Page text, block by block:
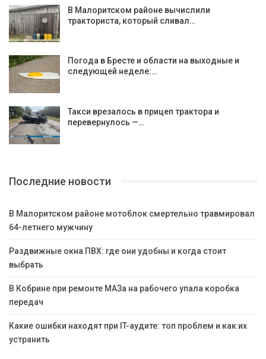
В Малоритском районе вычислили
тракториста, который сливал…
Погода в Бресте и области на выходные и
следующей неделе:…
Такси врезалось в прицеп трактора и
перевернулось —…
Последние новости
В Малоритском районе мотоблок смертельно травмировал
64-летнего мужчину
Раздвижные окна ПВХ: где они удобны и когда стоит
выбрать
В Кобрине при ремонте МАЗа на рабочего упала коробка
передач
Какие ошибки находят при IT-аудите: топ проблем и как их
устранить